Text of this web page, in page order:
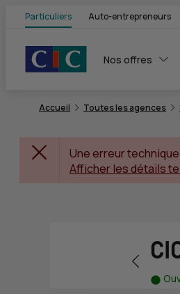
Particuliers Auto-entrepreneurs
Nos offres
Accueil Toutes les agences
Une erreur
Afficher les détails
Retour